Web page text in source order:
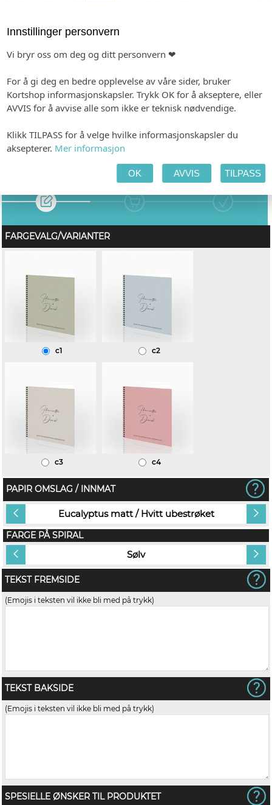
ETIKETTER KLEENEX-BELTE KONFETTIKORT
FARGEVALG/VARIANTER
c1 c2
c3 c4
PAPIR OMSLAG / INNMAT
Eucalyptus matt / Hvitt ubestrøket
FARGE PÅ SPIRAL
Sølv
TEKST FREMSIDE
(Emojis i teksten vil ikke bli med på trykk)
TEKST BAKSIDE
(Emojis i teksten vil ikke bli med på trykk)
SPESIELLE ØNSKER TIL PRODUKTET
Innstillinger personvern
Vi bryr oss om deg og ditt personvern ❤
For å gi deg en bedre opplevelse av våre sider, bruker
Kortshop informasjonskapsler. Trykk OK for å akseptere, eller
AVVIS for å avvise alle som ikke er teknisk nødvendige.
Klikk TILPASS for å velge hvilke informasjonskapsler du
aksepterer. Mer informasjon
OK AVVIS TILPASS